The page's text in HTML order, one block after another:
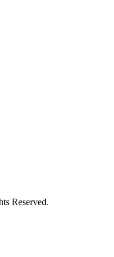
Reserved.